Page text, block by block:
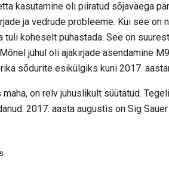
kasutamine oli piiratud sõjaväega
ja vedrude probleeme. Kui see on
koheselt puhastada. See on
juhul oli ajakirjade asendamine
sõdurite esikülgiks kuni 2017.
on relv juhuslikult süütatud.
2017. aasta augustis on Sig